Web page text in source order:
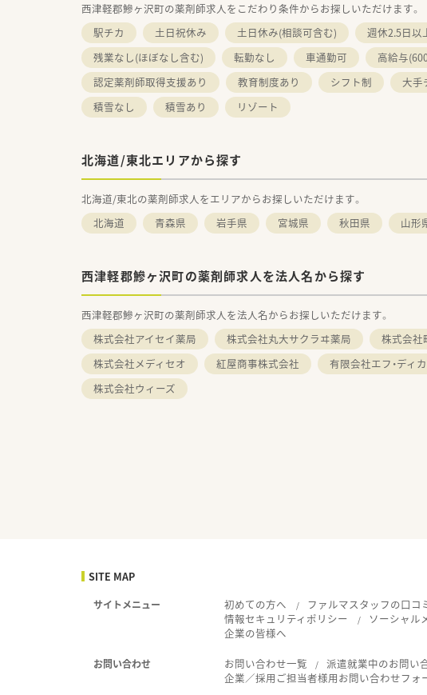
西津軽郡鰺ヶ沢町の薬剤師求人をこだわり条件からお探しいただけます。
駅チカ
土日祝休み 土日休み(相談可含む) 週休2.5日以
残業なし(ほぼなし含む)
転勤なし 車通勤可 高給与
認定薬剤師取得支援あり
教育制度あり シフト制 大手
積雪なし
積雪あり リゾート
北海道/東北エリアから探す
北海道/東北の薬剤師求人をエリアからお探しいただけます。
北海道
青森県 岩手県 宮城県 秋田県 山形
西津軽郡鰺ヶ沢町の薬剤師求人を法人名から探す
西津軽郡鰺ヶ沢町の薬剤師求人を法人名からお探しいただけます。
株式会社アイセイ薬局
株式会社丸大サクラヰ薬局 株式会社
株式会社メディセオ
紅屋商事株式会社 有限会社エフ・ディ
株式会社ウィーズ
SITE MAP
サイトメニュー 初めての方へ ファルマスタッフの口コ
情報セキュリティポリシー
ソーシャル
企業の皆様へ
お問い合わせ お問い合わせ一覧 派遣就業中のお問い
企業／採用ご担当者様用お問い合わせフォ